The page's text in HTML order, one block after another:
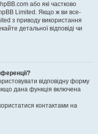
або які частково
Limited. Якщо ж ви все-
з приводу використання
детальної відповіді чи
відповідну форму
дана функція включена
контактами на